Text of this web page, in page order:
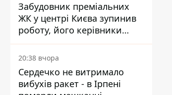
Забудовник преміальних
ЖК у центрі Києва зупинив
роботу, його керівники
втекли з України - Bihus.info
20:38 вчора
Сердечко не витримало
вибухів ракет - в Ірпені